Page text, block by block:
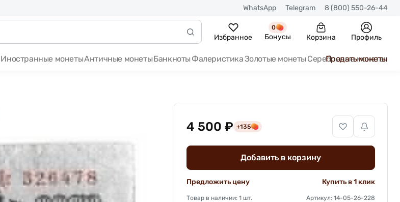
WhatsApp Telegram 8 (800) 550-26-44
Избранное
0
Бонусы Корзина Профиль
Иностранные монетыАнтичные монетыБанкноты ФалеристикаЗолотые монеты Серебряные монеты
Продать монеты
4 500 ₽ +135
Добавить в корзину
Предложить цену Купить в 1 клик
Товар в наличии: 1 шт. Артикул: 14-05-26-228